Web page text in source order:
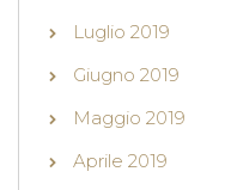
Luglio 2019
Giugno 2019
Maggio 2019
Aprile 2019